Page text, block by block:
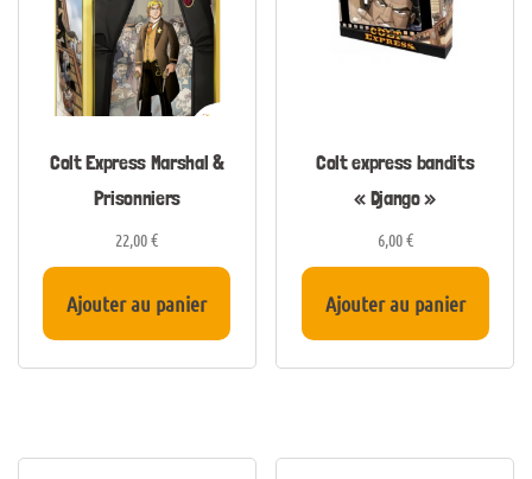
Colt Express Marshal &
Prisonniers
22,00€
Ajouter au panier
Colt express bandits
« Django »
6,00€
Ajouter au panier